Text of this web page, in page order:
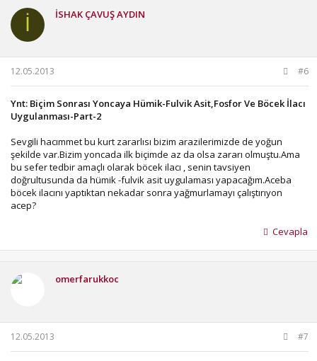
İ İSHAK ÇAVUŞ AYDIN
12.05.2013 #6
Ynt: Biçim Sonrası Yoncaya Hümik-Fulvik Asit,Fosfor Ve Böcek İlacı
Uygulanması-Part-2
Sevgili hacımmet bu kurt zararlısı bizim arazilerimizde de yoğun
şekilde var.Bizim yoncada ilk biçimde az da olsa zararı olmuştu.Ama
bu sefer tedbir amaçlı olarak böcek ilacı , senin tavsiyen
doğrultusunda da hümik -fulvik asit uygulaması yapacağım.Aceba
böcek ilacını yaptıktan nekadar sonra yağmurlamayı çalıştırıyon
acep?
Cevapla
omerfarukkoc
12.05.2013 #7